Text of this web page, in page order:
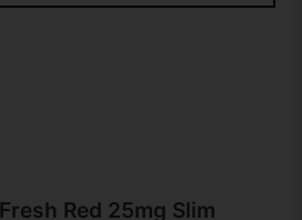
Red 25mg Slim